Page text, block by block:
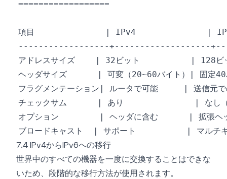
7.4 IPv4からIPv6への移行
世界中のすべての機器を一度に交換することはできな
いため、段階的な移行方法が使用されます。